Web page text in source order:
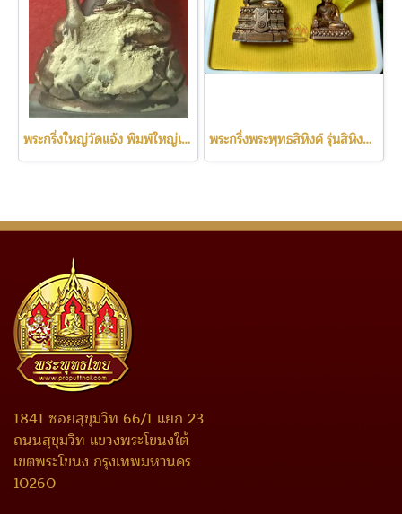
พระกริ่งใหญ่วัดแจ้ง พิมพ์ใหญ่เจิมจารในพิธี วัดอรุณ(c2257) พระกริ่งพระพุทธสิหิงค์ รุ่นสิหิงค์55(c2259)
1841 ซอยสุขุมวิท 66/1 แยก 23
ถนนสุขุมวิท แขวงพระโขนงใต้
เขตพระโขนง กรุงเทพมหานคร
10260